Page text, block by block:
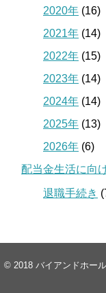
2020年 (16)
2021年 (14)
2022年 (15)
2023年 (14)
2024年 (14)
2025年 (13)
2026年 (6)
配当金生活に向
退職手続き
© 2018 バイアンドホー